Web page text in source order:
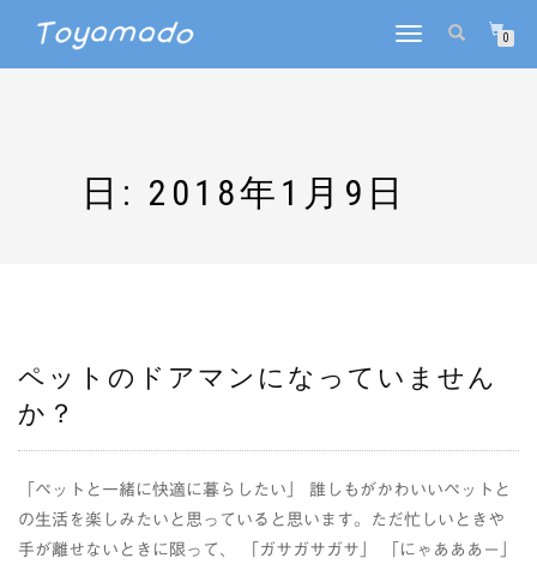
ナ
0
日: 2018年1月9日
ペットのドアマンになっていません
か？
「ペットと一緒に快適に暮らしたい」 誰しもがかわいいペットと
の生活を楽しみたいと思っていると思います。ただ忙しいときや
手が離せないときに限って、 「ガサガサガサ」 「にゃあああー」